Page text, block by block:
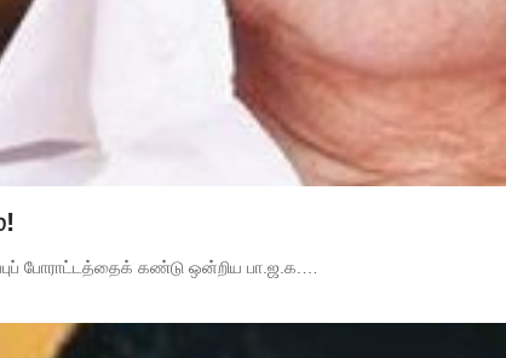
போராட்டத்தைக் கண்டு ஒன்றிய பா.ஜ.க.…